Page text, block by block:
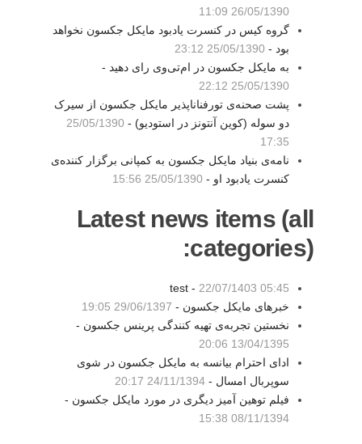
26/05/1390 11:09
گروه کیس در کنسرت یادبود مایکل جکسون نخواهد
بود - 25/05/1390 23:12
به مایکل جکسون در ام‌تی‌وی رای دهید -
25/05/1390 22:12
پشت صحنه‌ی تورفناناپذیر مایکل جکسون از سیرک
دو سوله (کوین آنتونز در استودیو) - 25/05/1390
17:35
نامه‌ی بنیاد مایکل جکسون به کمپانی برگزار کننده‌ی
کنسرت یادبود او - 25/05/1390 15:56
Latest news items (all
categories):
test - 22/07/1403 05:45
خبرهای مایکل جکسون - 29/06/1397 19:05
نخستین تجربه‌ی تهیه کنندگی پرینس جکسون -
13/04/1395 20:06
ادای احترام بیانسه به مایکل جکسون در شوی
سوپربال امسال - 24/11/1394 20:17
فیلم توهین آمیز دیگری در مورد مایکل جکسون -
08/11/1394 15:38